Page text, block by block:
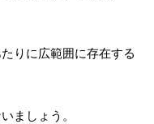
りに広範囲に存在する
ましょう。